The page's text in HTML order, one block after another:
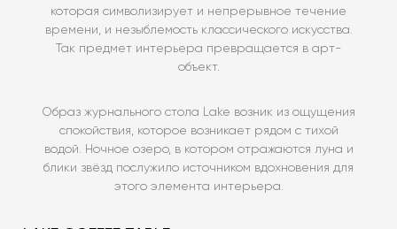
которая символизирует и непрерывное течение
времени, и незыблемость классического искусства.
Так предмет интерьера превращается в арт-
объект.
Образ журнального стола Lake возник из ощущения
спокойствия, которое возникает рядом с тихой
водой. Ночное озеро, в котором отражаются луна и
блики звёзд послужило источником вдохновения для
этого элемента интерьера.